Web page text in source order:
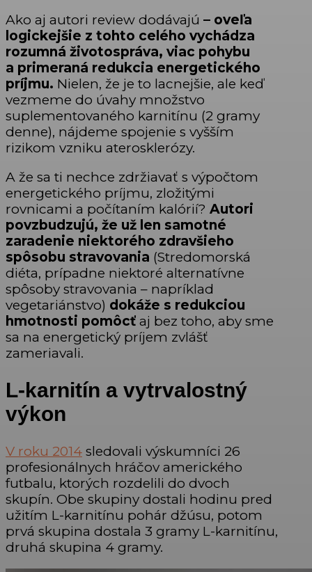
Ako aj autori review dodávajú – oveľa
logickejšie z tohto celého vychádza
rozumná životospráva, viac pohybu
a primeraná redukcia energetického
príjmu. Nielen, že je to lacnejšie, ale keď
vezmeme do úvahy množstvo
suplementovaného karnitínu (2 gramy
denne), nájdeme spojenie s vyšším
rizikom vzniku aterosklerózy.
A že sa ti nechce zdržiavať s výpočtom
energetického príjmu, zložitými
rovnicami a počítaním kalórií? Autori
povzbudzujú, že už len samotné
zaradenie niektorého zdravšieho
spôsobu stravovania (Stredomorská
diéta, prípadne niektoré alternatívne
spôsoby stravovania – napríklad
vegetariánstvo) dokáže s redukciou
hmotnosti pomôcť aj bez toho, aby sme
sa na energetický príjem zvlášť
zameriavali.
L-karnitín a vytrvalostný
výkon
V roku 2014 sledovali výskumníci 26
profesionálnych hráčov amerického
futbalu, ktorých rozdelili do dvoch
skupín. Obe skupiny dostali hodinu pred
užitím L-karnitínu pohár džúsu, potom
prvá skupina dostala 3 gramy L-karnitínu,
druhá skupina 4 gramy.